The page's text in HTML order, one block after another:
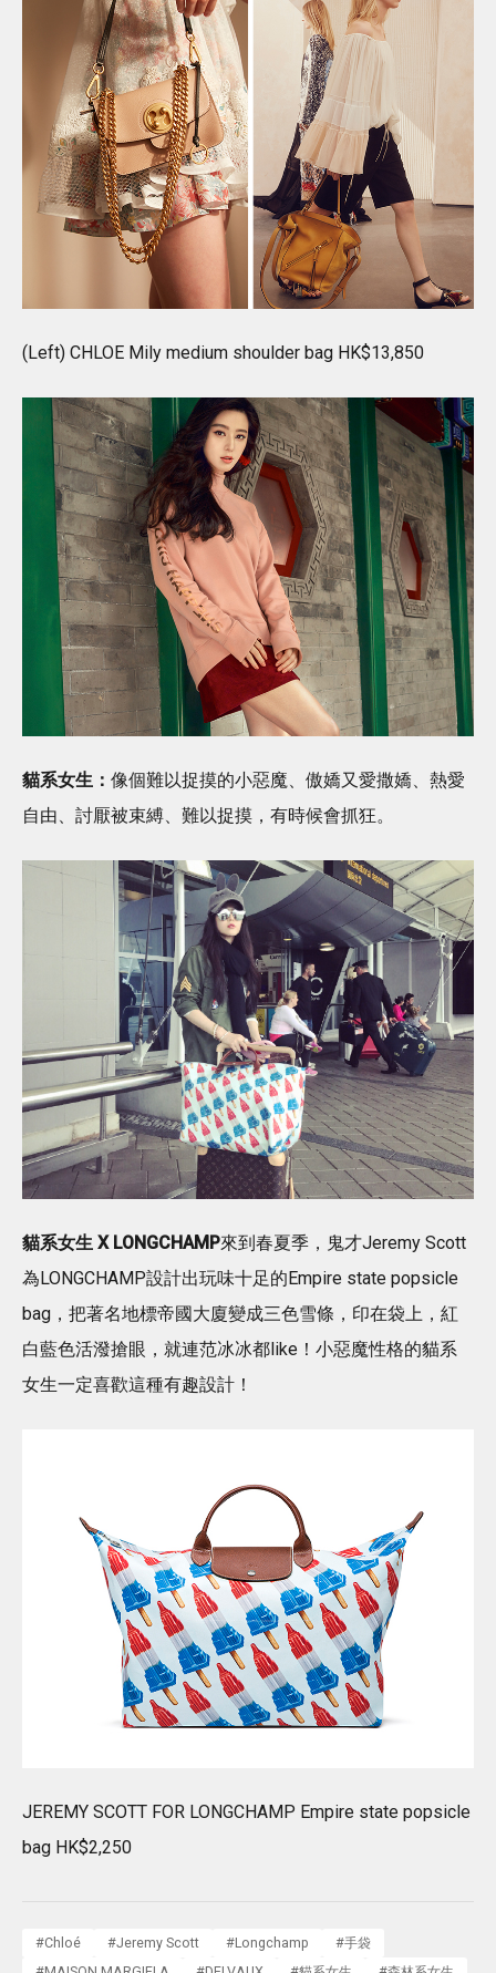
(Left) CHLOE Mily medium shoulder bag HK$13,850
貓系女生： 像個難以捉摸的小惡魔、傲嬌又愛撒嬌、熱愛
自由、討厭被束縛、難以捉摸，有時候會抓狂。
貓系女生 X LONGCHAMP來到春夏季，鬼才Jeremy Scott
為LONGCHAMP設計出玩味十足的Empire state popsicle
bag，把著名地標帝國大廈變成三色雪條，印在袋上，紅
白藍色活潑搶眼，就連范冰冰都like！小惡魔性格的貓系
女生一定喜歡這種有趣設計！
JEREMY SCOTT FOR LONGCHAMP Empire state popsicle
bag HK$2,250
#Chloé #Jeremy Scott #Longchamp #手袋